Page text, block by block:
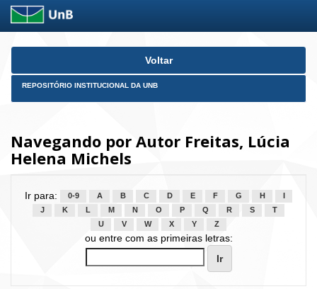
Skip
Voltar
REPOSITÓRIO INSTITUCIONAL DA UNB
Navegando por Autor Freitas, Lúcia
Helena Michels
Ir para: 0-9 A B C D E F G H
J
K L M N O P Q R S
T
U
V W X Y Z
ou entre com as primeiras letras: